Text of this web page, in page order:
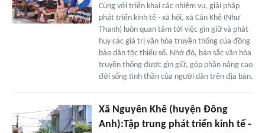
Cùng với triển khai các nhiệm vụ, giải pháp
phát triển kinh tế - xã hội, xã Cán Khê (Như
Thanh) luôn quan tâm tới việc gìn giữ và phát
huy các giá trị văn hóa truyền thống của đồng
bào dân tộc thiểu số. Nhờ đó, bản sắc văn hóa
truyền thống được gìn giữ, góp phần nâng cao
đời sống tinh thần của người dân trên địa bàn.
Xã Nguyên Khê (huyện Đông
Anh):Tập trung phát triển kinh tế -